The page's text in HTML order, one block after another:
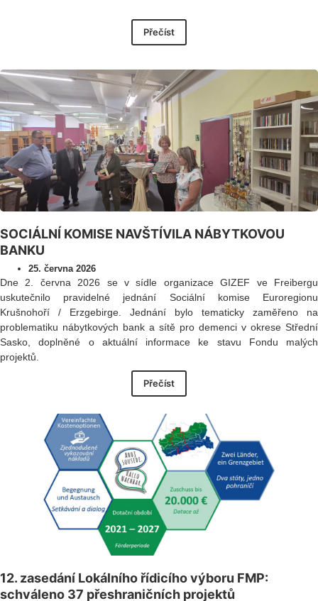
Přečíst
SOCIÁLNÍ KOMISE NAVŠTÍVILA NÁBYTKOVOU
BANKU
25. června 2026
Dne 2. června 2026 se v sídle organizace GIZEF ve Freibergu
uskutečnilo pravidelné jednání Sociální komise Euroregionu
Krušnohoří / Erzgebirge. Jednání bylo tematicky zaměřeno na
problematiku nábytkových bank a sítě pro demenci v okrese Střední
Sasko, doplněné o aktuální informace ke stavu Fondu malých
projektů.
Přečíst
12. zasedání Lokálního řídicího výboru FMP:
schváleno 37 přeshraničních projektů